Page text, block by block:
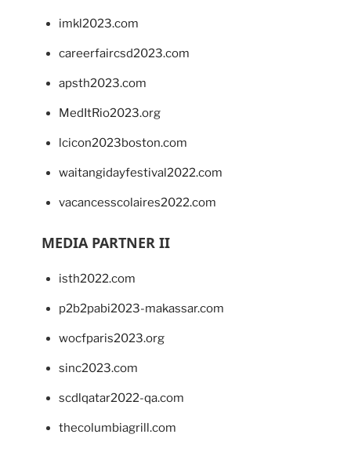
imkl2023.com
careerfaircsd2023.com
apsth2023.com
MedItRio2023.org
lcicon2023boston.com
waitangidayfestival2022.com
vacancesscolaires2022.com
MEDIA PARTNER II
isth2022.com
p2b2pabi2023-makassar.com
wocfparis2023.org
sinc2023.com
scdlqatar2022-qa.com
thecolumbiagrill.com